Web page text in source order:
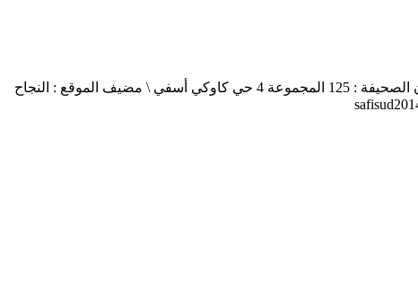
أسفي جنوب safisud صحيفة إلكترونية \ التصريح بالإصدار عدد 03-14 \ مدير النشر : منير الغرنيتي \ الإدارة والتحرير : كنزة المسيتف \ عنوان الصحيفة : 125 المجموعة 4 حي كاوكي أسفي \ مضيف الموقع : النجاح